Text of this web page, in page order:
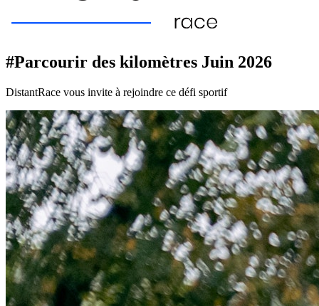
#Parcourir des kilomètres Juin 2026
DistantRace vous invite à rejoindre ce défi sportif